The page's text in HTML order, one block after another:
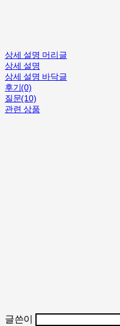
상세 설명 머리글
상세 설명
상세 설명 바닥글
후기(0)
질문(10)
관련 상품
글쓴이